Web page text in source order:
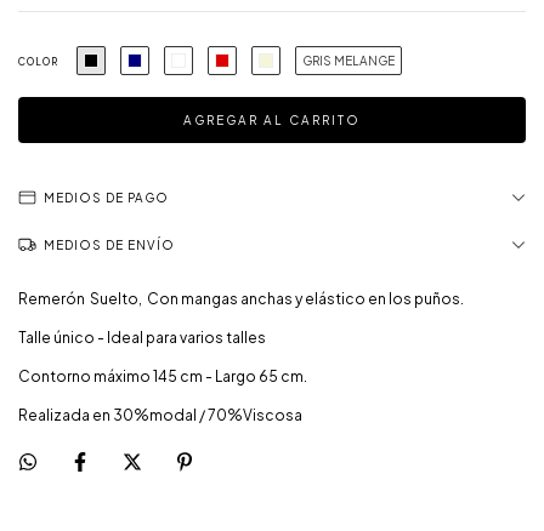
COLOR GRIS MELANGE
MEDIOS DE PAGO
MEDIOS DE ENVÍO
Remerón Suelto, Con mangas anchas y elástico en los puños.
Talle único - Ideal para varios talles
Contorno máximo 145 cm - Largo 65 cm.
Realizada en 30%modal / 70%Viscosa